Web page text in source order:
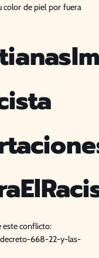
color de piel por fuera
este conflicto:
668-22-y-las-